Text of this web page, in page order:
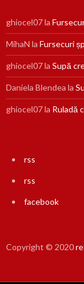
ghiocel07la
MihaN la Fursecuri
ghiocel07la Supă
Daniela Blendea la
ghiocel07la Ruladă
rss
rss
facebook
Copyright © 2020